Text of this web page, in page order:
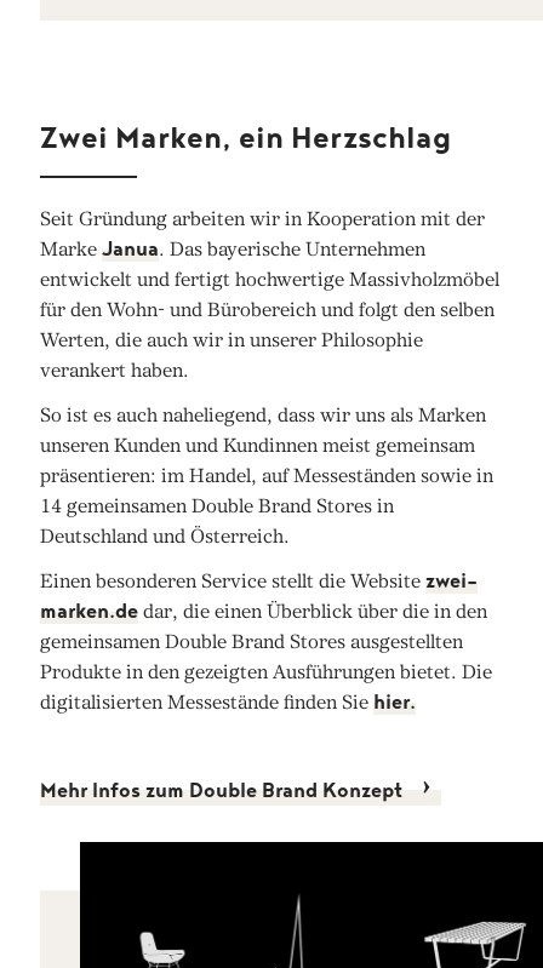
Zwei Marken, ein Herzschlag
Seit Gründung arbeiten wir in Kooperation mit der
MarkeJanua. Das bayerische Unternehmen
entwickelt und fertigt hochwertige Massivholzmöbel
für den Wohn- und Bürobereich und folgt den selben
Werten, die auch wir in unserer Philosophie
verankert haben.
So ist es auch naheliegend, dass wir uns als Marken
unseren Kunden und Kundinnen meist gemeinsam
präsentieren: im Handel, auf Messeständen sowie in
14 gemeinsamen Double Brand Stores in
Deutschland und Österreich.
Einen besonderen Service stellt die Websitezwei-
marken.de dar, die einen Überblick über die in den
gemeinsamen Double Brand Stores ausgestellten
Produkte in den gezeigten Ausführungen bietet. Die
digitalisierten Messestände finden Sie hier.
Mehr Infos zum Double Brand Konzept